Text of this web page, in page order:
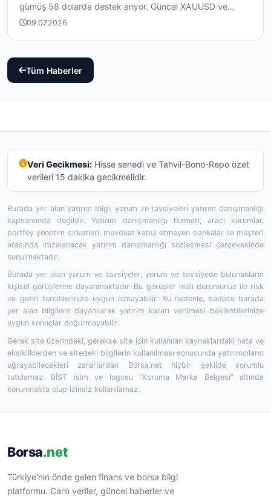
gümüş 58 dolarda destek arıyor. Güncel XAUUSD ve
XAG...
09.07.2026
Tüm Haberler
Veri Gecikmesi:Hisse senedi ve Tahvil-Bono-Repo özet
verileri 15 dakika gecikmelidir.
Burada yer alan yatırım bilgi, yorum ve tavsiyeleri yatırım danışmanlığı
kapsamında değildir. Yatırım danışmanlığı hizmeti; aracı kurumlar,
portföy yönetim şirketleri, mevduat kabul etmeyen bankalar ile müşteri
arasında imzalanacak yatırım danışmanlığı sözleşmesi çerçevesinde
sunulmaktadır.
Burada yer alan yorum ve tavsiyeler, yorum ve tavsiyede bulunanların
kişisel görüşlerine dayanmaktadır. Bu görüşler mali durumunuz ile risk
ve getiri tercihlerinize uygun olmayabilir. Bu nedenle, sadece burada
yer alan bilgilere dayanılarak yatırım kararı verilmesi beklentilerinize
uygun sonuçlar doğurmayabilir.
Gerek site üzerindeki, gerekse site için kullanılan kaynaklardaki hata ve
eksikliklerden ve sitedeki bilgilerin kullanılması sonucunda yatırımcıların
uğrayabilecekleri zararlardan Borsa.net hiçbir şekilde sorumlu
tutulamaz. BİST isim ve logosu "Koruma Marka Belgesi" altında
korunmakta olup izinsiz kullanılamaz.
Borsa.net
Türkiye'nin önde gelen finans ve borsa bilgi
platformu. Canlı veriler, güncel haberler ve